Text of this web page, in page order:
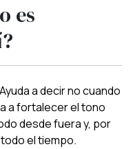
es
a decir no cuando
a fortalecer el tono
desde fuera y, por
el tiempo.